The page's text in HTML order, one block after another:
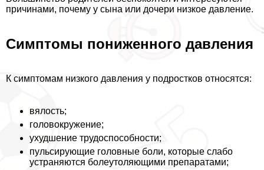
причинами, почему у сына или дочери низкое давление.
Симптомы пониженного давления
К симптомам низкого давления у подростков относятся:
вялость;
головокружение;
ухудшение трудоспособности;
пульсирующие головные боли, которые слабо
устраняются болеутоляющими препаратами;